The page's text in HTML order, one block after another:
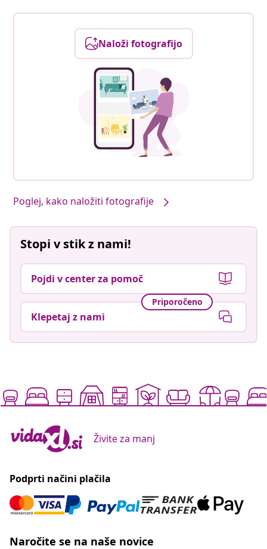
Naloži fotografijo
Poglej, kako naložiti fotografije
Stopi v stik z nami!
Pojdi v center za pomoč
Priporočeno
Klepetaj z nami
Živite za manj
Podprti načini plačila
Naročite se na naše novice